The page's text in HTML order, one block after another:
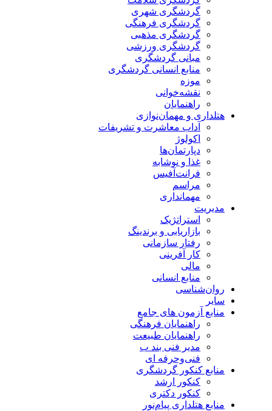
گردشگری شهری
گردشگری فرهنگی
گردشگری مذهبی
گردشگری ورزشی
مبانی گردشگری
منابع انسانی گردشگری
موزه
نقشه‌خوانی
راهنمایان
هتلداری و مهمان‌نوازی
آداب معاشرت و تشریفات
اکولوژ
دپارتمان‌ها
غذا و نوشابه
فرانت‌آفیس
مراسم
مهمانداری
مدیریت
استراتژیک
بازاریابی و برندینگ
رفتار سازمانی
کار آفرینی
مالی
منابع انسانی
روان‌شناسی
سایر
منابع آزمون های جامع
راهنمایان فرهنگی
راهنمایان طبیعت
مدیر فنی بند ب
فنی‌وحرفه‌ ای
منابع کنکور گردشگری
کنکور ارشد
کنکور دکتری
منابع هتلداری پیام‌نور